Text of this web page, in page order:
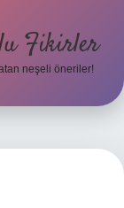
Fikirler
neşeli öneriler!